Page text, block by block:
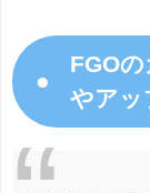
●
FGO
やア